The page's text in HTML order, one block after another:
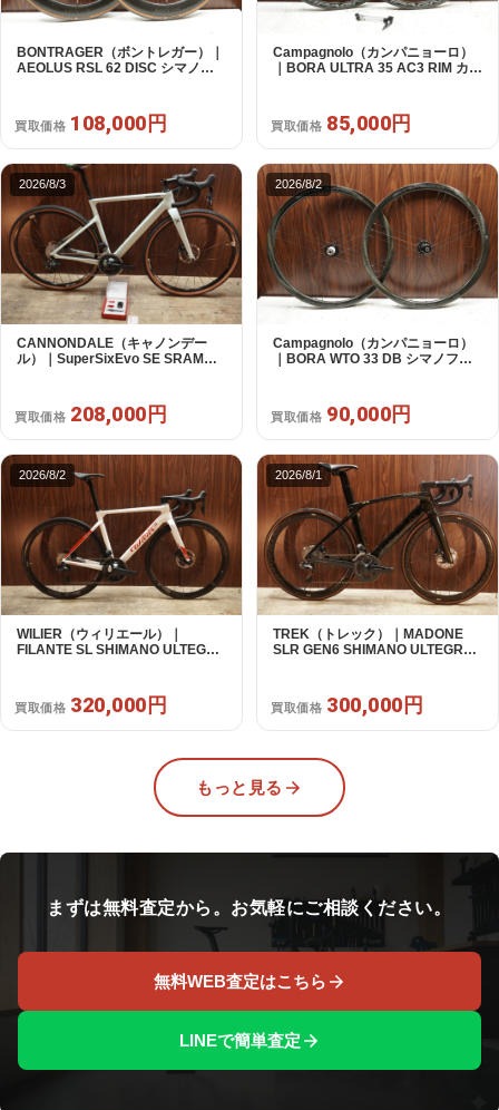
BONTRAGER（ボントレガー）｜
AEOLUS RSL 62 DISC シマノフ
買取価格 108,000円
Campagnolo（カンパニョーロ）
｜BORA ULTRA 35 AC3 RIM カン
買取価格 85,000円
2026/8/3
CANNONDALE（キャノンデー
ル）｜SuperSixEvo SE SRAM
年｜美品｜買取金額 208,000円
買取価格 208,000円
2026/8/2
Campagnolo（カンパニョーロ）
｜BORA WTO 33 DB シマノフリ
買取価格 90,000円
2026/8/2
WILIER（ウィリエール）｜
FILANTE SL SHIMANO ULTEGRA
買取価格 320,000円
2026/8/1
TREK（トレック）｜MADONE
SLR GEN6 SHIMANO ULTEGRA
買取価格 300,000円
もっと見る
まずは無料査定から。お気軽にご相談ください。
無料WEB査定はこちら
LINEで簡単査定